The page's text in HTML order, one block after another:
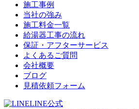
施工事例
当社の強み
施工料金一覧
給湯器工事の流れ
保証・アフターサービス
よくあるご質問
会社概要
ブログ
見積依頼フォーム
LINE公式